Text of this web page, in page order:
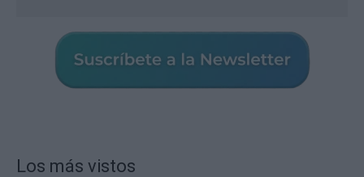
Los más vistos